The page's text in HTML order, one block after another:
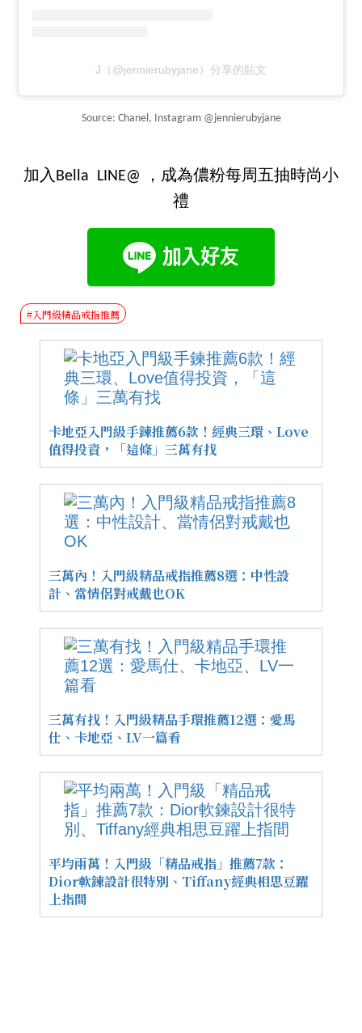
J（@jennierubyjane）分享的貼文
Source: Chanel, Instagram @jennierubyjane
加入Bella LINE@ ，成為儂粉每周五抽時尚小
禮
#入門級精品戒指推薦
卡地亞入門級手鍊推薦6款！經典三環、Love
值得投資，「這條」三萬有找
三萬內！入門級精品戒指推薦8選：中性設
計、當情侶對戒戴也OK
三萬有找！入門級精品手環推薦12選：愛馬
仕、卡地亞、LV一篇看
平均兩萬！入門級「精品戒指」推薦7款：
Dior軟鍊設計很特別、Tiffany經典相思豆躍
上指間